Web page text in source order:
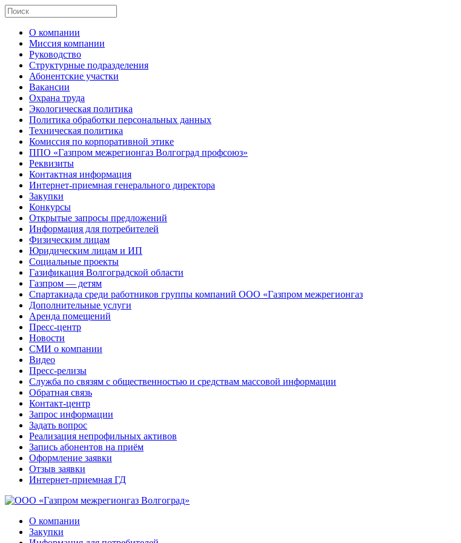
О компании
Миссия компании
Руководство
Структурные подразделения
Абонентские участки
Вакансии
Охрана труда
Экологическая политика
Политика обработки персональных данных
Техническая политика
Комиссия по корпоративной этике
ППО «Газпром межрегионгаз Волгоград профсоюз»
Реквизиты
Контактная информация
Интернет-приемная генерального директора
Закупки
Конкурсы
Открытые запросы предложений
Информация для потребителей
Физическим лицам
Юридическим лицам и ИП
Социальные проекты
Газификация Волгоградской области
Газпром — детям
Спартакиада среди работников группы компаний ООО «Газпром межрегионгаз
Дополнительные услуги
Аренда помещений
Пресс-центр
Новости
СМИ о компании
Видео
Пресс-релизы
Служба по связям с общественностью и средствам массовой информации
Обратная связь
Контакт-центр
Запрос информации
Задать вопрос
Реализация непрофильных активов
Запись абонентов на приём
Оформление заявки
Отзыв заявки
Интернет-приемная ГД
О компании
Закупки